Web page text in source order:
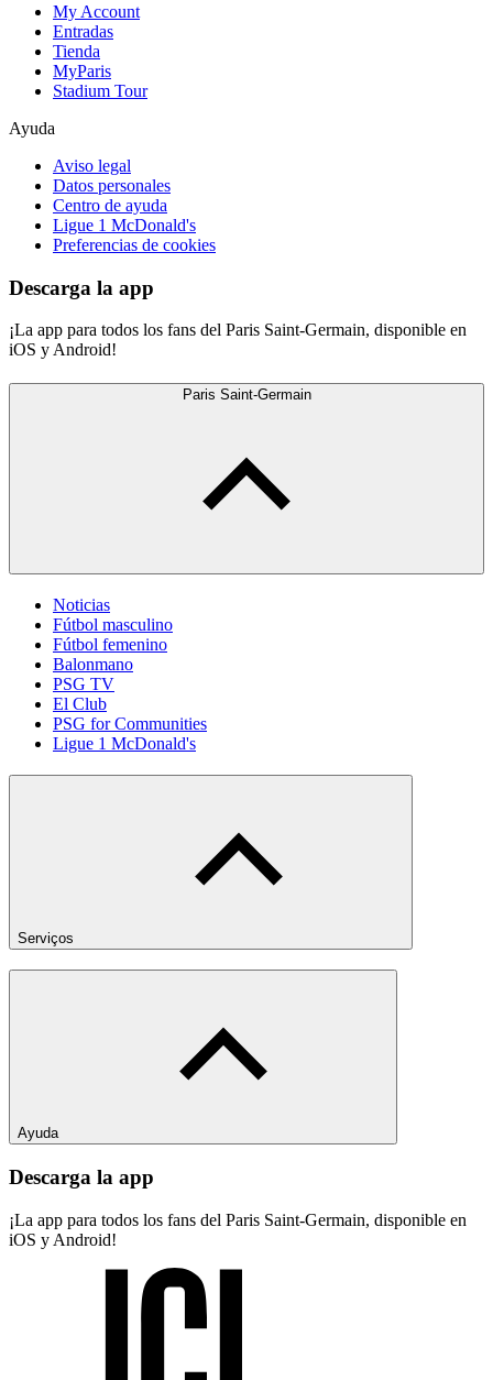
My Account
Entradas
Tienda
MyParis
Stadium Tour
Ayuda
Aviso legal
Datos personales
Centro de ayuda
Ligue 1 McDonald's
Preferencias de cookies
Descarga la app
¡La app para todos los fans del Paris Saint-Germain, disponible en
iOS y Android!
Paris Saint-Germain
Noticias
Fútbol masculino
Fútbol femenino
Balonmano
PSG TV
El Club
PSG for Communities
Ligue 1 McDonald's
Serviços
Ayuda
Descarga la app
¡La app para todos los fans del Paris Saint-Germain, disponible en
iOS y Android!